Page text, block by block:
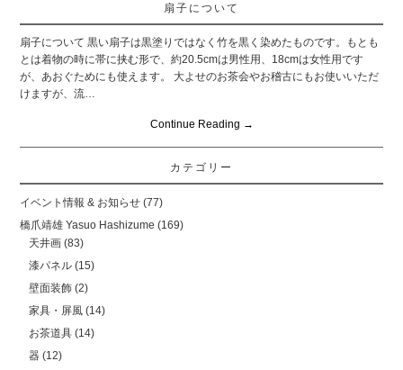
扇子について
扇子について 黒い扇子は黒塗りではなく竹を黒く染めたものです。もとも
とは着物の時に帯に挟む形で、約20.5cmは男性用、18cmは女性用です
が、あおぐためにも使えます。 大よせのお茶会やお稽古にもお使いいただ
けますが、流…
Continue Reading →
カテゴリー
イベント情報 & お知らせ (77)
橋爪靖雄 Yasuo Hashizume (169)
天井画 (83)
漆パネル (15)
壁面装飾 (2)
家具・屏風 (14)
お茶道具 (14)
器 (12)